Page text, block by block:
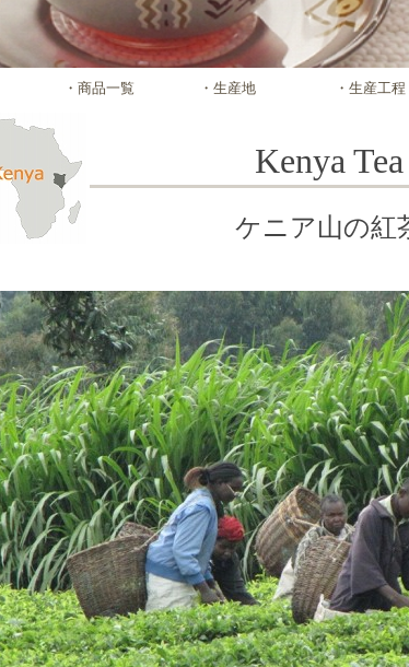
・商品一覧 ・生産地 ・生産工程
Kenya Tea
ケニア山の紅